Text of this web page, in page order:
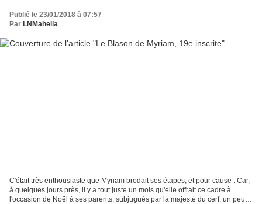
Publié le 23/01/2018 à 07:57
Par LNMahelia
C'était très enthousiaste que Myriam brodait ses étapes, et pour cause : Car,
à quelques jours près, il y a tout juste un mois qu'elle offrait ce cadre à
l'occasion de Noël à ses parents, subjugués par la majesté du cerf, un peu